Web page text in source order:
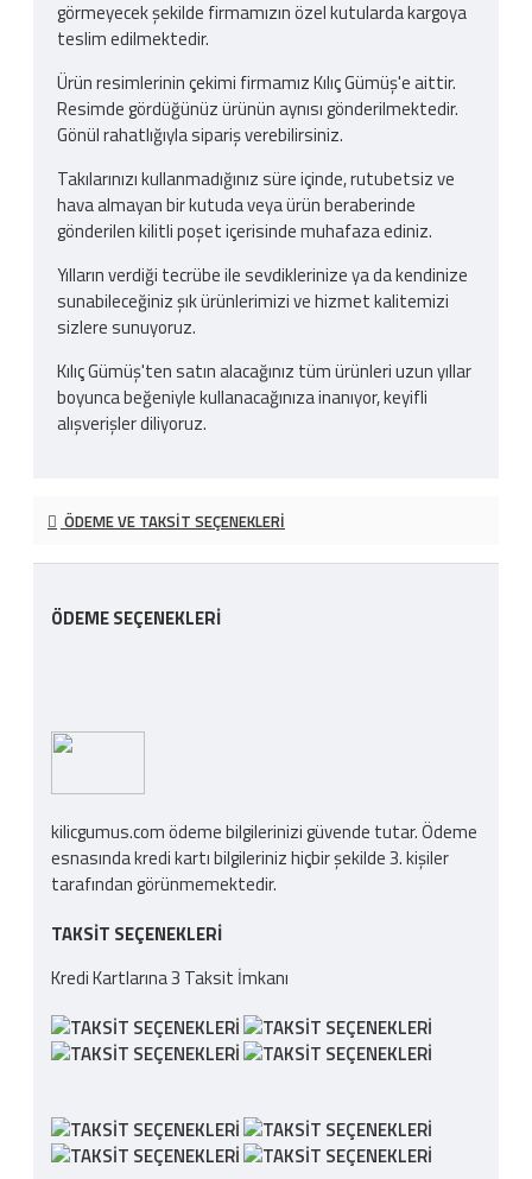
görmeyecek şekilde firmamızın özel kutularda kargoya
teslim edilmektedir.
Ürün resimlerinin çekimi firmamız Kılıç Gümüş'e aittir.
Resimde gördüğünüz ürünün aynısı gönderilmektedir.
Gönül rahatlığıyla sipariş verebilirsiniz.
Takılarınızı kullanmadığınız süre içinde, rutubetsiz ve
hava almayan bir kutuda veya ürün beraberinde
gönderilen kilitli poşet içerisinde muhafaza ediniz.
Yılların verdiği tecrübe ile sevdiklerinize ya da kendinize
sunabileceğiniz şık ürünlerimizi ve hizmet kalitemizi
sizlere sunuyoruz.
Kılıç Gümüş'ten satın alacağınız tüm ürünleri uzun yıllar
boyunca beğeniyle kullanacağınıza inanıyor, keyifli
alışverişler diliyoruz.
ÖDEME VE TAKSIT SEÇENEKLERI
ÖDEME SEÇENEKLERI
kilicgumus.com ödeme bilgilerinizi güvende tutar. Ödeme
esnasında kredi kartı bilgileriniz hiçbir şekilde 3. kişiler
tarafından görünmemektedir.
TAKSIT SEÇENEKLERI
Kredi Kartlarına 3 Taksit İmkanı